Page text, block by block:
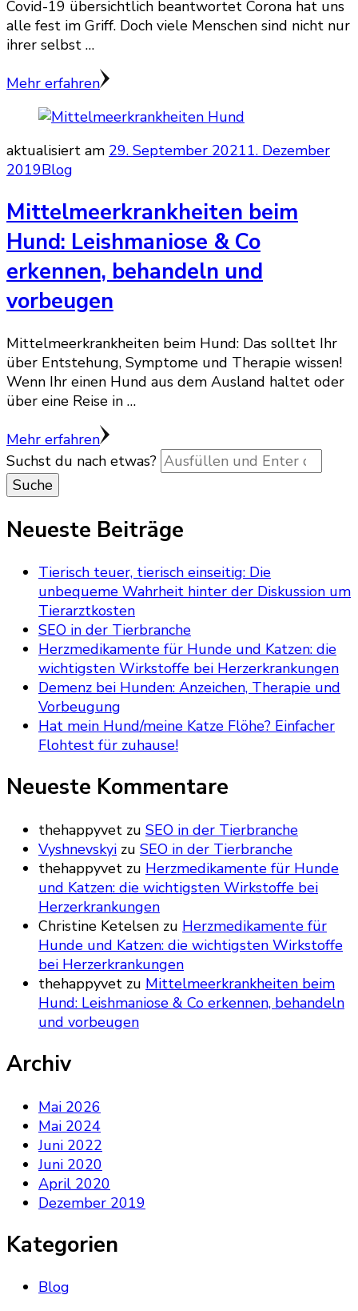
Covid-19 übersichtlich beantwortet Corona hat uns
alle fest im Griff. Doch viele Menschen sind nicht nur
ihrer selbst …
Mehr erfahren
aktualisiert am 29. September 20211. Dezember
2019Blog
Mittelmeerkrankheiten beim
Hund: Leishmaniose & Co
erkennen, behandeln und
vorbeugen
Mittelmeerkrankheiten beim Hund: Das solltet Ihr
über Entstehung, Symptome und Therapie wissen!
Wenn Ihr einen Hund aus dem Ausland haltet oder
über eine Reise in …
Mehr erfahren
Suchst du nach etwas?
Neueste Beiträge
Tierisch teuer, tierisch einseitig: Die
unbequeme Wahrheit hinter der Diskussion um
Tierarztkosten
SEO in der Tierbranche
Herzmedikamente für Hunde und Katzen: die
wichtigsten Wirkstoffe bei Herzerkrankungen
Demenz bei Hunden: Anzeichen, Therapie und
Vorbeugung
Hat mein Hund/meine Katze Flöhe? Einfacher
Flohtest für zuhause!
Neueste Kommentare
thehappyvet zu SEO in der Tierbranche
Vyshnevskyi zu SEO in der Tierbranche
thehappyvet zu Herzmedikamente für Hunde
und Katzen: die wichtigsten Wirkstoffe bei
Herzerkrankungen
Christine Ketelsen zu Herzmedikamente für
Hunde und Katzen: die wichtigsten Wirkstoffe
bei Herzerkrankungen
thehappyvet zu Mittelmeerkrankheiten beim
Hund: Leishmaniose & Co erkennen, behandeln
und vorbeugen
Archiv
Mai 2026
Mai 2024
Juni 2022
Juni 2020
April 2020
Dezember 2019
Kategorien
Blog